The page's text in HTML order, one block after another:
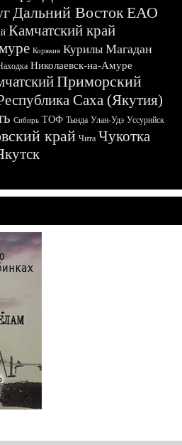
Дальний ВостокЕАО
Камчатский край
Корякия Курилы Магадан
Николаевск-на-Амуре
Приморский
Саха (Якутия)
Сибирь ТОФ Тында Улан-Удэ Уссурийск
край Чита Чукотка